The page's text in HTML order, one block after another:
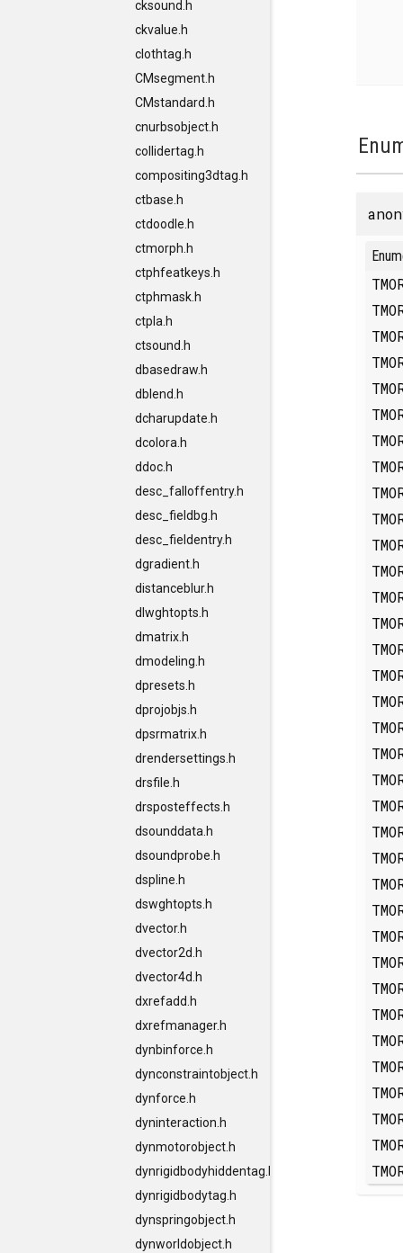
cksound.h
ckvalue.h
clothtag.h
CMsegment.h
CMstandard.h
cnurbsobject.h
collidertag.h
compositing3dtag.h
ctbase.h
ctdoodle.h
ctmorph.h
ctphfeatkeys.h
ctphmask.h
ctpla.h
ctsound.h
dbasedraw.h
dblend.h
dcharupdate.h
dcolora.h
ddoc.h
desc_falloffentry.h
desc_fieldbg.h
desc_fieldentry.h
dgradient.h
distanceblur.h
dlwghtopts.h
dmatrix.h
dmodeling.h
dpresets.h
dprojobjs.h
dpsrmatrix.h
drendersettings.h
drsfile.h
drsposteffects.h
dsounddata.h
dsoundprobe.h
dspline.h
dswghtopts.h
dvector.h
dvector2d.h
dvector4d.h
dxrefadd.h
dxrefmanager.h
dynbinforce.h
dynconstraintobject.h
dynforce.h
dyninteraction.h
dynmotorobject.h
dynrigidbodyhiddentag.h
dynrigidbodytag.h
dynspringobject.h
dynworldobject.h